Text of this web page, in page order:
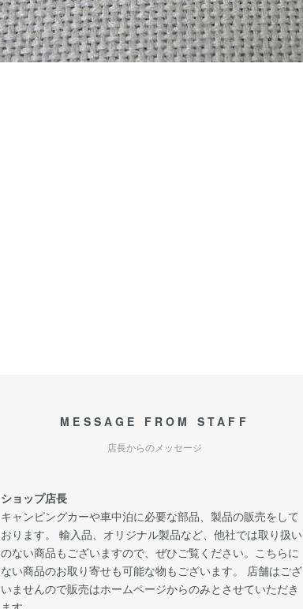
MESSAGE FROM STAFF
店長からのメッセージ
ショップ店長
キャンピングカーや車中泊に必要な部品、製品の販売をして
おります。 輸入品、オリジナル製品など、他社では取り扱い
のない商品もございますので、ぜひご覧ください。こちらに
ない商品のお取り寄せも可能な物もございます。 店舗はござ
いませんので販売はホームページからのみとさせていただき